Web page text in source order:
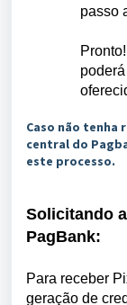
passo
Caso não tenha
central do
este processo.
Solicitando
PagBank:
Para receber
geração de